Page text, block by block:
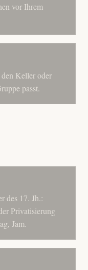
vor Ihrem
Keller oder
passt.
des 17. Jh.:
Privatisierung
Jam.